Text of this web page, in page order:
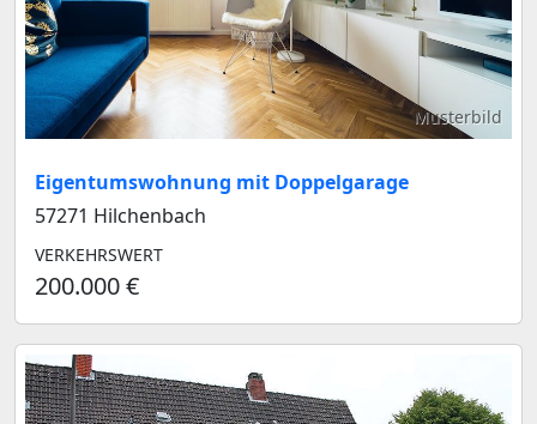
Musterbild
Eigentumswohnung mit Doppelgarage
57271 Hilchenbach
VERKEHRSWERT
200.000 €